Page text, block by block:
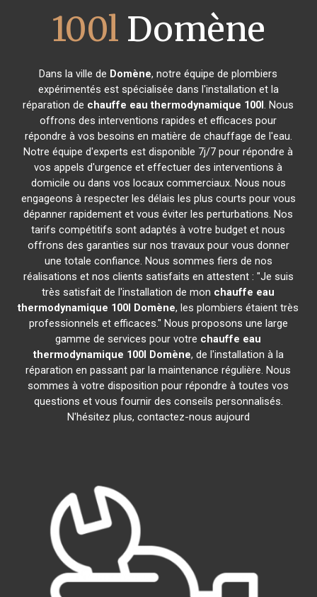
100l Domène
Dans la ville de Domène, notre équipe de plombiers
expérimentés est spécialisée dans l'installation et la
réparation de chauffe eau thermodynamique 100l. Nous
offrons des interventions rapides et efficaces pour
répondre à vos besoins en matière de chauffage de l'eau.
Notre équipe d'experts est disponible 7j/7 pour répondre à
vos appels d'urgence et effectuer des interventions à
domicile ou dans vos locaux commerciaux. Nous nous
engageons à respecter les délais les plus courts pour vous
dépanner rapidement et vous éviter les perturbations. Nos
tarifs compétitifs sont adaptés à votre budget et nous
offrons des garanties sur nos travaux pour vous donner
une totale confiance. Nous sommes fiers de nos
réalisations et nos clients satisfaits en attestent : "Je suis
très satisfait de l'installation de mon chauffe eau
thermodynamique 100l Domène, les plombiers étaient très
professionnels et efficaces." Nous proposons une large
gamme de services pour votre chauffe eau
thermodynamique 100l Domène, de l'installation à la
réparation en passant par la maintenance régulière. Nous
sommes à votre disposition pour répondre à toutes vos
questions et vous fournir des conseils personnalisés.
N'hésitez plus, contactez-nous aujourd